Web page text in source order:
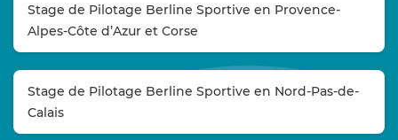
Stage de Pilotage Berline Sportive en Provence-
Alpes-Côte d’Azur et Corse
Stage de Pilotage Berline Sportive en Nord-Pas-de-
Calais